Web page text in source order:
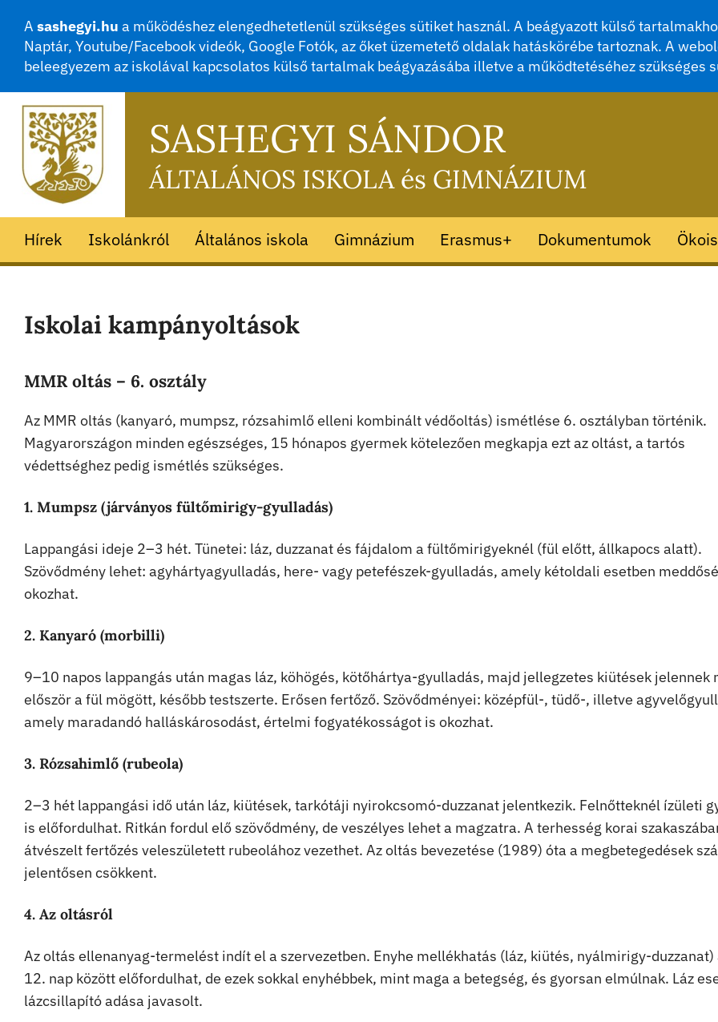
A sashegyi.hu a működéshez elengedhetetlenül szükséges sütiket használ. A beágyazott külső
Naptár, Youtube/Facebook videók, Google Fotók, az őket üzemetető oldalak hatáskörébe tartoznak. A
beleegyezem az iskolával kapcsolatos külső tartalmak beágyazásába illetve a működtetéséhez szükséges
SASHEGYI SÁNDOR
ÁLTALÁNOS ISKOLA és GIMNÁZIUM
Hírek Iskolánkról Általános iskola Gimnázium Erasmus+ Dokumentumok
Iskolai kampányoltások
MMR oltás – 6. osztály
Az MMR oltás (kanyaró, mumpsz, rózsahimlő elleni kombinált védőoltás) ismétlése 6. osztályban történik.
Magyarországon minden egészséges, 15 hónapos gyermek kötelezően megkapja ezt az oltást, a tartós
védettséghez pedig ismétlés szükséges.
1. Mumpsz (járványos fültőmirigy-gyulladás)
Lappangási ideje 2–3 hét. Tünetei: láz, duzzanat és fájdalom a fültőmirigyeknél (fül előtt, állkapocs alatt).
Szövődmény lehet: agyhártyagyulladás, here- vagy petefészek-gyulladás, amely kétoldali esetben
okozhat.
2. Kanyaró (morbilli)
9–10 napos lappangás után magas láz, köhögés, kötőhártya-gyulladás, majd jellegzetes kiütések jelennek
először a fül mögött, később testszerte. Erősen fertőző. Szövődményei: középfül-, tüdő-, illetve
amely maradandó halláskárosodást, értelmi fogyatékosságot is okozhat.
3. Rózsahimlő (rubeola)
2–3 hét lappangási idő után láz, kiütések, tarkótáji nyirokcsomó-duzzanat jelentkezik. Felnőtteknél ízületi
is előfordulhat. Ritkán fordul elő szövődmény, de veszélyes lehet a magzatra. A terhesség korai
átvészelt fertőzés veleszületett rubeolához vezethet. Az oltás bevezetése (1989) óta a megbetegedések
jelentősen csökkent.
4. Az oltásról
Az oltás ellenanyag-termelést indít el a szervezetben. Enyhe mellékhatás (láz, kiütés, nyálmirigy-duzzanat)
12. nap között előfordulhat, de ezek sokkal enyhébbek, mint maga a betegség, és gyorsan elmúlnak. Láz
lázcsillapító adása javasolt.